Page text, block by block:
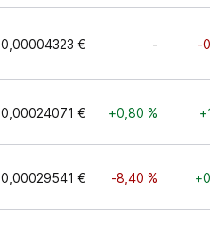
0,00004323 € - -
0,00024071 € +0,80 %
0,00029541 € -8,40 %